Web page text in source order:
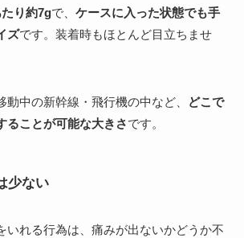
り約7gで、 ケースに入った状態でも手
ズです。装着時もほとんど目立ちませ
動中の新幹線・飛行機の中など、
どこで
ることが可能な大きさです。
少ない
いれる行為は、痛みが出ないかどうか不